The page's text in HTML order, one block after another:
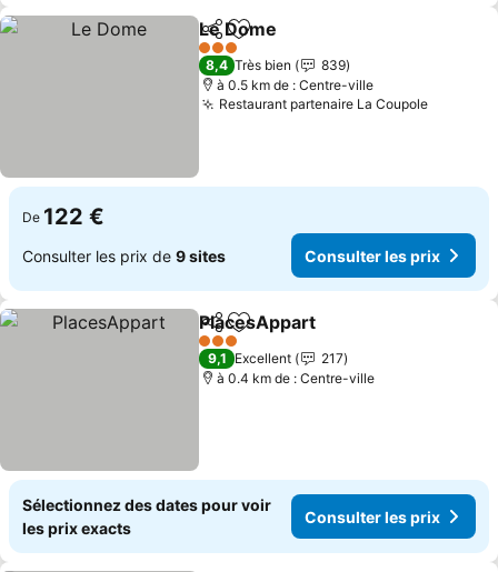
PartagerAjouter à mes favoris
Le Dome
3 Étoiles
8,4 Très bien
839
à 0.5 km de : Centre-ville
Restaurant partenaire La Coupole
De 122 €
Consulter les prix de 9 sites Consulter les prix
PartagerAjouter à mes favoris
PlacesAppart
3 Étoiles
9,1 Excellent
217
à 0.4 km de : Centre-ville
Sélectionnez des dates pour voir
les prix exacts
Consulter les prix